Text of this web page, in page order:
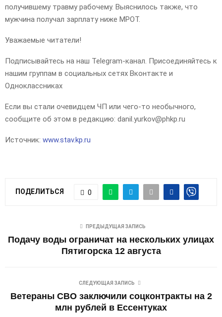
получившему травму рабочему. Выяснилось также, что
мужчина получал зарплату ниже МРОТ.
Уважаемые читатели!
Подписывайтесь на наш Telegram-канал. Присоединяйтесь к
нашим группам в социальных сетях Вконтакте и
Одноклассниках
Если вы стали очевидцем ЧП или чего-то необычного,
сообщите об этом в редакцию: danil.yurkov@phkp.ru
Источник: www.stav.kp.ru
ПОДЕЛИТЬСЯ 0
ПРЕДЫДУЩАЯ ЗАПИСЬ
Подачу воды ограничат на нескольких улицах
Пятигорска 12 августа
СЛЕДУЮЩАЯ ЗАПИСЬ
Ветераны СВО заключили соцконтракты на 2
млн рублей в Ессентуках